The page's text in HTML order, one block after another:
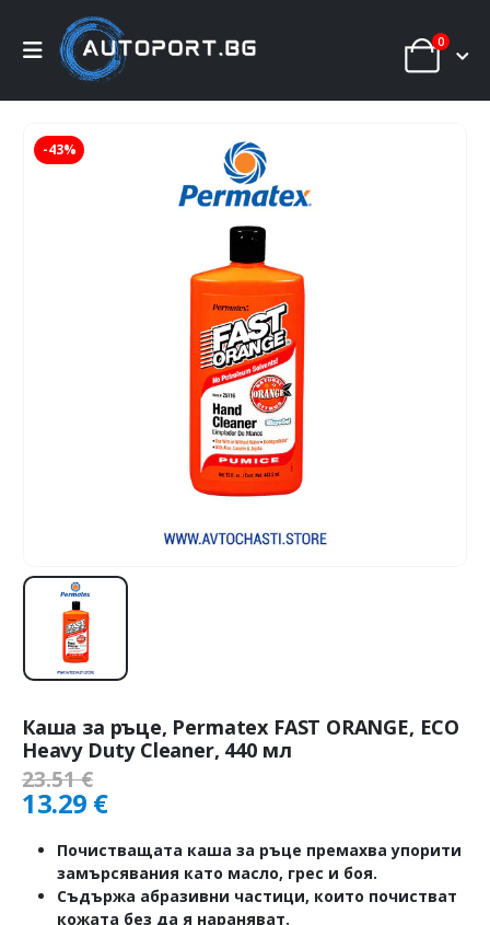
0
-43%
Каша за ръце, Permatex FAST ORANGE, ECO
Heavy Duty Cleaner, 440 мл
23.51€
13.29 €
Почистващата каша за ръце премахва упорити
замърсявания като масло, грес и боя.
Съдържа абразивни частици, които почистват
кожата без да я нараняват.